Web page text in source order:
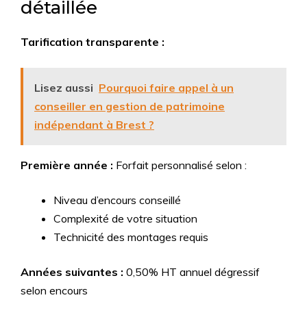
détaillée
Tarification transparente :
Lisez aussi Pourquoi faire appel à un
conseiller en gestion de patrimoine
indépendant à Brest ?
Première année : Forfait personnalisé selon :
Niveau d’encours conseillé
Complexité de votre situation
Technicité des montages requis
Années suivantes : 0,50% HT annuel dégressif
selon encours